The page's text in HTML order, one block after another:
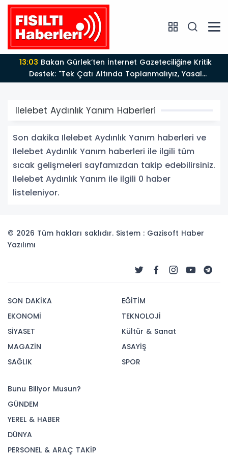
13:03Bakan Gürlek’ten İnternet Gazeteciliğine Kritik
Destek: "Tek Çatı Altında Toplanmalıyız, Yasal
Düzenlemeye Hazırız"
Ilelebet Aydınlık Yanım Haberleri
Son dakika Ilelebet Aydınlık Yanım haberleri ve
Ilelebet Aydınlık Yanım haberleri ile ilgili tüm
sıcak gelişmeleri sayfamızdan takip edebilirsiniz.
Ilelebet Aydınlık Yanım ile ilgili 0 haber
listeleniyor.
© 2026 Tüm hakları saklıdır. Sistem : Gazisoft Haber
Yazılımı
SON DAKİKA
EKONOMİ
SİYASET
MAGAZİN
SAĞLIK
EĞİTİM
TEKNOLOJİ
Kültür & Sanat
ASAYİŞ
SPOR
Bunu Biliyor Musun?
GÜNDEM
YEREL & HABER
DÜNYA
PERSONEL & ARAÇ TAKİP